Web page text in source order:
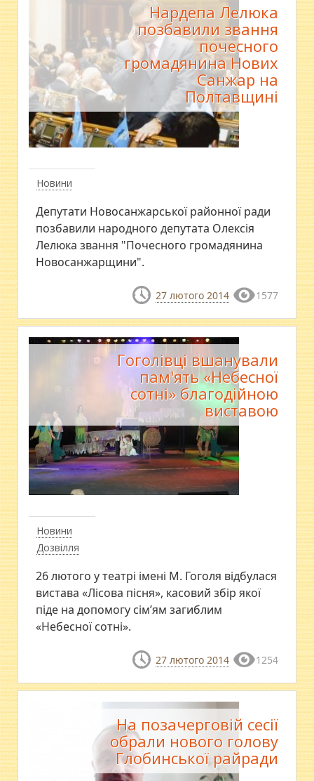
Новини
Нардепа Лелюка
позбавили звання
почесного
громадянина Нових
Санжар на
Полтавщині
Депутати Новосанжарської районної ради
позбавили народного депутата Олексія
Лелюка звання "Почесного громадянина
Новосанжарщини".
27 лютого 2014 1577
Новини
Дозвілля
Гоголівці вшанували
пам'ять «Небесної
сотні» благодійною
виставою
26 лютого у театрі імені М. Гоголя відбулася
вистава «Лісова пісня», касовий збір якої
піде на допомогу сім’ям загиблим
«Небесної сотні».
27 лютого 2014 1254
На позачерговій сесії
обрали нового голову
Глобинської райради